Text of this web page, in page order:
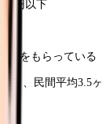
万円以下
りをもらっている
月、民間平均3.5ヶ